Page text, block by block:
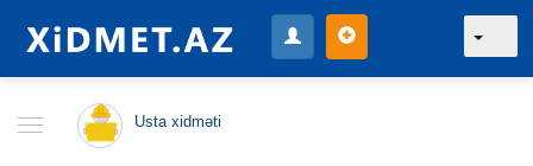
Usta xidməti